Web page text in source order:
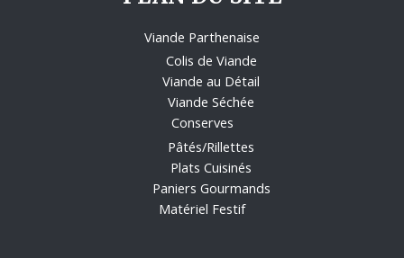
Viande Parthenaise
Colis de Viande
Viande au Détail
Viande Séchée
Conserves
Pâtés/Rillettes
Plats Cuisinés
Paniers Gourmands
Matériel Festif